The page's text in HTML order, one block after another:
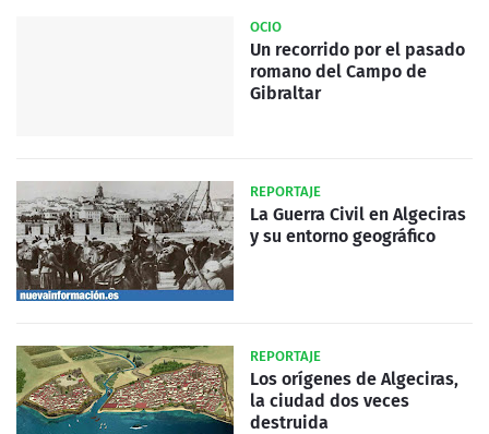
OCIO
Un recorrido por el pasado
romano del Campo de
Gibraltar
REPORTAJE
La Guerra Civil en Algeciras
y su entorno geográfico
REPORTAJE
Los orígenes de Algeciras,
la ciudad dos veces
destruida